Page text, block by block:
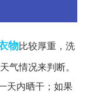
物比较厚重，洗
气情况来判断。
天内晒干；如果